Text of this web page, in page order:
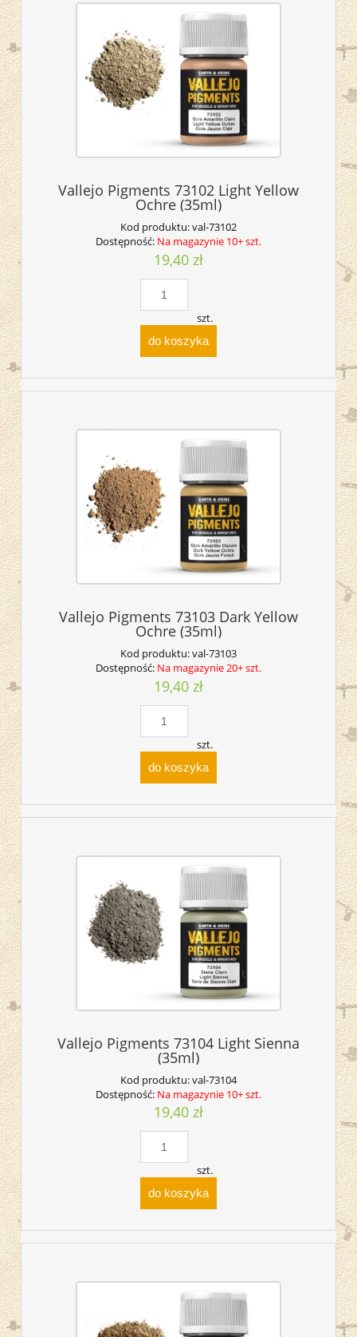
Vallejo Pigments 73102 Light Yellow
Ochre (35ml)
Kod produktu:val-73102
Dostępność: Na magazynie 10+ szt.
19,40 zł
szt.
do koszyka
Vallejo Pigments 73103 Dark Yellow
Ochre (35ml)
Kod produktu:val-73103
Dostępność: Na magazynie 20+ szt.
19,40 zł
szt.
do koszyka
Vallejo Pigments 73104 Light Sienna
(35ml)
Kod produktu:val-73104
Dostępność: Na magazynie 10+ szt.
19,40 zł
szt.
do koszyka